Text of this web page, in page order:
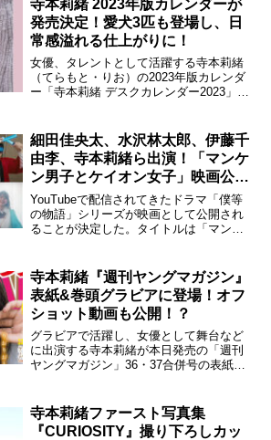
ラーメンを題材にした...
寺本莉緒 2023年版カレンダーが
発売決定！愛犬3匹も登場し、日
常感溢れる仕上がりに！
女優、タレントとして活躍する寺本莉緒
（てらもと・りお）の2023年版カレンダ
ー「寺本莉緒 デスクカレンダー2023」が
カレンダー撮影で寺本は「距離感をテー
マに撮影...
細田佳央太、水沢林太郎、伊藤千
由李、寺本莉緒ら出演！「マンケ
ン男子とケイオン女子」映画公開
＆YouTube公開決定！
YouTubeで配信されてきたドラマ「僕等
の物語」シリーズが映画として公開され
ることが決定した。タイトルは「マンケ
俳優が目白押し。細田佳央太、水沢林太
郎、宇佐卓真の3名...
寺本莉緒『週刊ヤングマガジン』
表紙&巻頭グラビアに登場！オフ
ショット動画も公開！？
グラビアで活躍し、女優として舞台など
に出演する寺本莉緒が本日発売の「週刊
ヤングマガジン」36・37合併号の表紙・
22時より生配信を行うことがわかった。
寺本莉緒 ©...
寺本莉緒ファースト写真集
『CURIOSITY』撮り下ろしカッ